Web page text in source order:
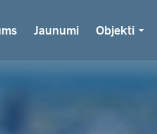
Jaunumi Objekti